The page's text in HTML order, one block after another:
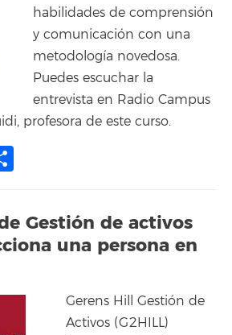
habilidades de comprensión
y comunicación con una
metodología novedosa.
Puedes escuchar la
entrevista en Radio Campus
profesora de este curso.
Gestión de activos
una persona en
Gerens Hill Gestión de
Activos (G2HILL)